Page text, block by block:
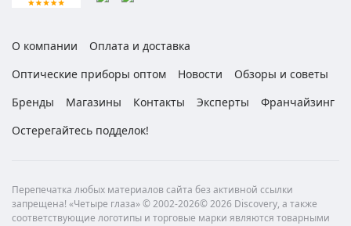
О компании
Оплата и доставка
Оптические приборы оптом
Новости
Обзоры и советы
Бренды
Магазины Контакты Эксперты
Франчайзинг
Остерегайтесь подделок!
Перепечатка любых материалов сайта без активной ссылки
запрещена! «Четыре глаза» © 2002-2026© 2026 Discovery, а также
соответствующие логотипы и торговые марки являются товарными